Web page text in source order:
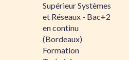
Supérieur Systèmes
et Réseaux - Bac+2
en continu
(Bordeaux)
Formation